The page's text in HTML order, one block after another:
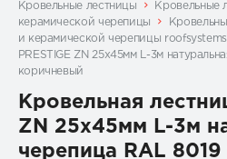
Кровельные лестницы
Кровельные
керамической черепицы
и керамической черепицы roofsystems
PRESTIGE ZN 25х45мм L-3м
коричневый
Кровельная
ZN 25х45мм L-3м
черепица RAL